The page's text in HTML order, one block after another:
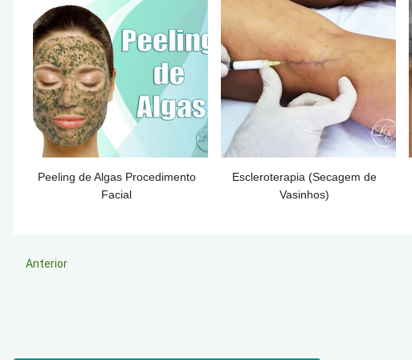
Peeling de Algas Procedimento
Facial
Escleroterapia (Secagem de
Vasinhos)
Anterior